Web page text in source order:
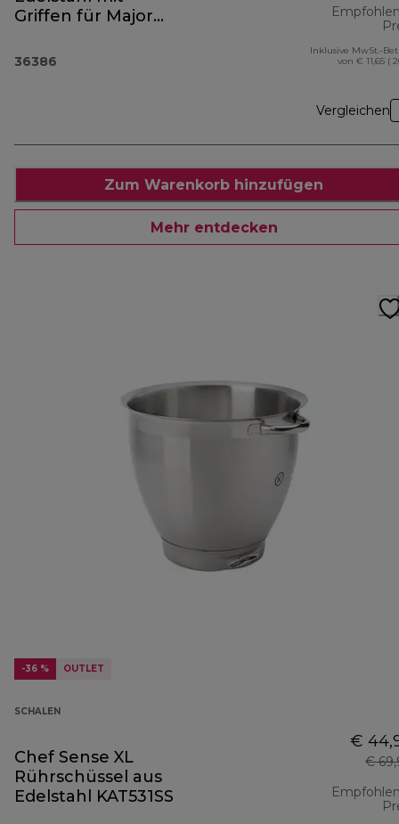
Griffen für Major
36386
Inklusive MwSt.-
von € 11,65 (
Vergleichen
Zum Warenkorb hinzufügen
Mehr entdecken
-36 % OUTLET
SCHALEN
Chef Sense XL
Rührschüssel aus
Edelstahl KAT531SS
€
€